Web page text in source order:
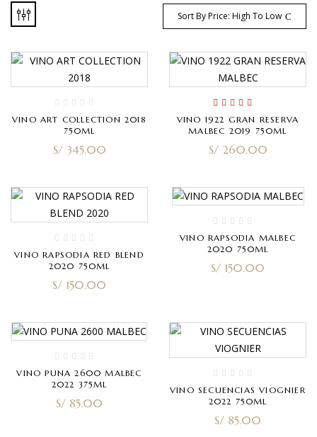
Sort By Price: High To Low
VINO ART COLLECTION 2018
750ML
S/345.00
Rated4.00
out of 5
VINO 1922 GRAN RESERVA
MALBEC 2019 750ML
S/260.00
VINO RAPSODIA RED BLEND
2020 750ML
S/ 150.00
VINO RAPSODIA MALBEC
2020 750ML
S/ 150.00
VINO PUNA 2600 MALBEC
2022 375ML
S/ 85.00
VINO SECUENCIAS VIOGNIER
2022 750ML
S/ 85.00